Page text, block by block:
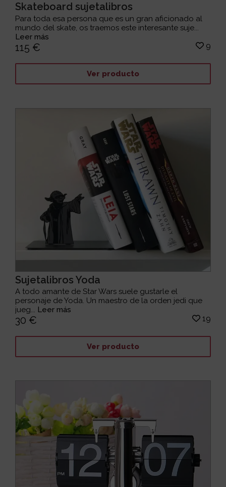
Skateboard sujetalibros
Para toda esa persona que es un gran aficionado al
mundo del skate, os traemos este interesante suje...
Leer más
115 € 9
Ver producto
Sujetalibros Yoda
A todo amante de Star Wars suele gustarle el
personaje de Yoda. Un maestro de la orden jedi que
jueg... Leer más
30 € 19
Ver producto